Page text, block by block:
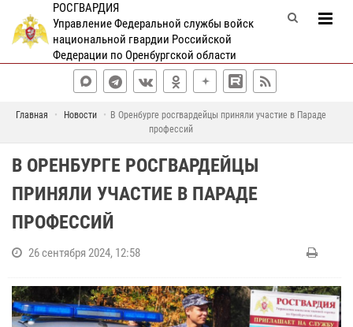
РОСГВАРДИЯ
Управление Федеральной службы войск
национальной гвардии Российской
Федерации по Оренбургской области
Главная Новости
В Оренбурге росгвардейцы приняли участие в Параде
профессий
В ОРЕНБУРГЕ РОСГВАРДЕЙЦЫ
ПРИНЯЛИ УЧАСТИЕ В ПАРАДЕ
ПРОФЕССИЙ
26 сентября 2024, 12:58